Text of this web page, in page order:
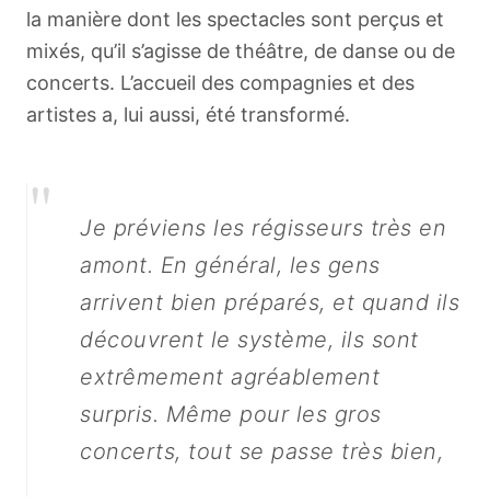
la manière dont les spectacles sont perçus et
mixés, qu’il s’agisse de théâtre, de danse ou de
concerts. L’accueil des compagnies et des
artistes a, lui aussi, été transformé.
"
Je préviens les régisseurs très en
amont. En général, les gens
arrivent bien préparés, et quand ils
découvrent le système, ils sont
extrêmement agréablement
surpris. Même pour les gros
concerts, tout se passe très bien,